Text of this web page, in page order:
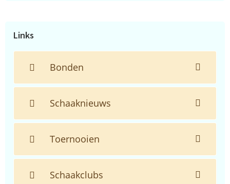
Links
Bonden
Schaaknieuws
Toernooien
Schaakclubs